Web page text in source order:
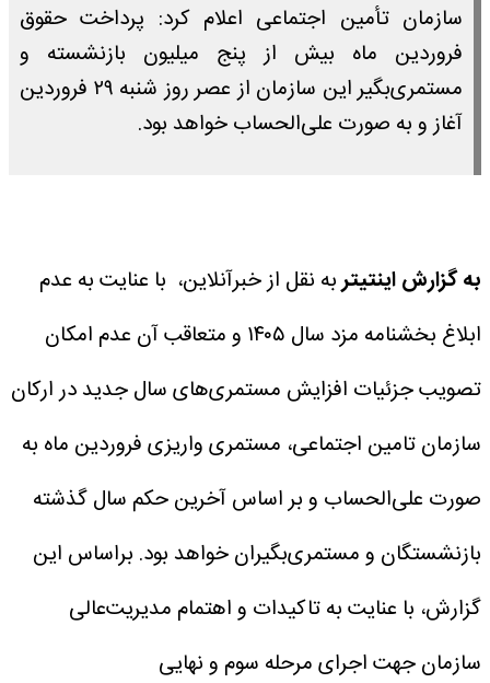
سازمان تأمین اجتماعی اعلام کرد: پرداخت حقوق
فروردین ماه بیش از پنج میلیون بازنشسته و
مستمری‌بگیر این سازمان از عصر روز شنبه ۲۹ فروردین
آغاز و به صورت علی‌الحساب خواهد بود.
به گزارش اینتیتربه نقل از خبرآنلاین، با عنایت به عدم
ابلاغ بخشنامه مزد سال ۱۴۰۵ و متعاقب آن عدم امکان
تصویب جزئیات افزایش مستمری‌های سال جدید در ارکان
سازمان تامین اجتماعی، مستمری واریزی فروردین ماه به
صورت علی‌الحساب و بر اساس آخرین حکم سال گذشته
بازنشستگان و مستمری‌بگیران خواهد بود. براساس این
گزارش، با عنایت به تاکیدات و اهتمام مدیریت‌عالی
سازمان جهت اجرای مرحله سوم و نهایی